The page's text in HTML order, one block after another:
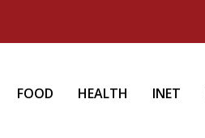
FOOD HEALTH INET